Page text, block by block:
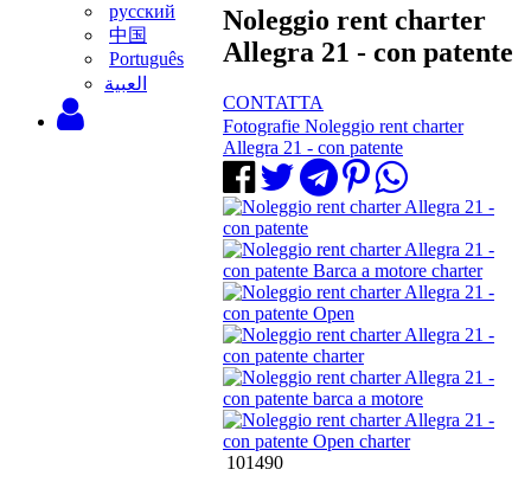
русский
中国
Português
‫العبية
Noleggio rent charter
Allegra 21 - con patente
CONTATTA
Fotografie Noleggio rent charter
Allegra 21 - con patente
101490